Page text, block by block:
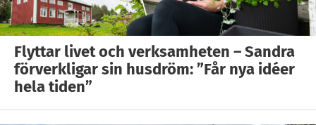
Flyttar livet och verksamheten – Sandra
förverkligar sin husdröm: ”Får nya idéer
hela tiden”